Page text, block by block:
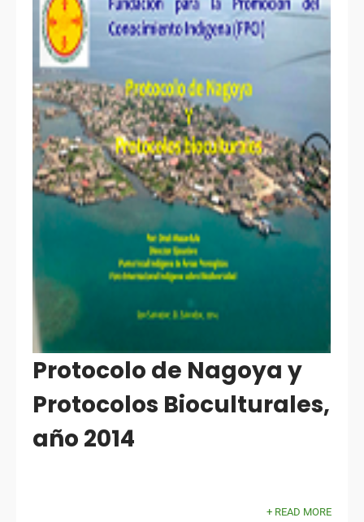
Protocolo de Nagoya y
Protocolos Bioculturales,
año 2014
+ READ MORE